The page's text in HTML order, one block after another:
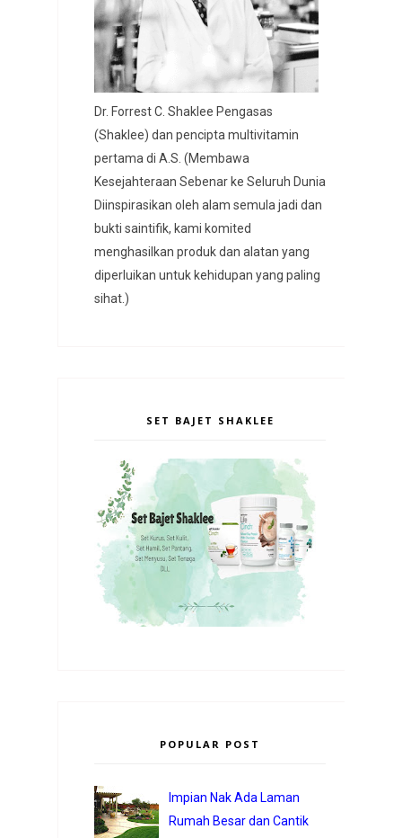
Dr. Forrest C. Shaklee Pengasas
(Shaklee) dan pencipta multivitamin
pertama di A.S. (Membawa
Kesejahteraan Sebenar ke Seluruh Dunia
Diinspirasikan oleh alam semula jadi dan
bukti saintifik, kami komited
menghasilkan produk dan alatan yang
diperluikan untuk kehidupan yang paling
sihat.)
SET BAJET SHAKLEE
POPULAR POST
Impian Nak Ada Laman
Rumah Besar dan Cantik